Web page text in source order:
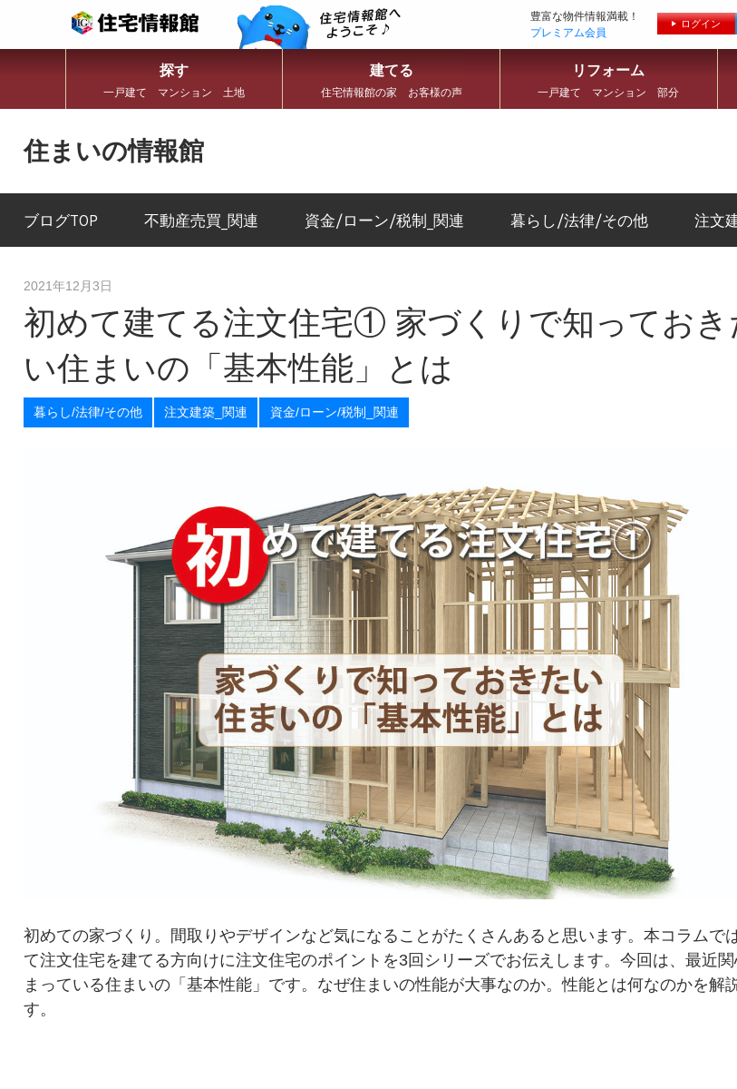
豊富な物件情報満載！
プレミアム会員
ログイン
探す
一戸建て マンション 土地
建てる
住宅情報館の家 お客様の声
リフォーム
一戸建て マンション 部分
住まいの情報館
ま
と
暮
し
役
立
情
報
を
お
ブログTOP 不動産売買_関連 資金/ローン/税制_関連 暮らし/法律/その他 注文
2021年12月3日
初めて建てる注文住宅① 家づくりで知っておき
い住まいの「基本性能」とは
暮らし/法律/その他 注文建築_関連 資金/ローン/税制_関連
初めての家づくり。間取りやデザインなど気になることがたくさんあると思います。本コラムで
て注文住宅を建てる方向けに注文住宅のポイントを3回シリーズでお伝えします。今回は、最近
まっている住まいの「基本性能」です。なぜ住まいの性能が大事なのか。性能とは何なのかを解
す。